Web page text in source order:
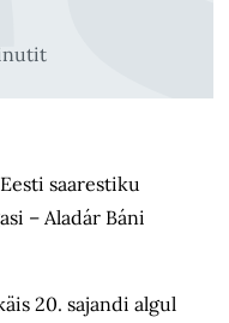
saarestiku
– Aladár Báni
20. sajandi algul